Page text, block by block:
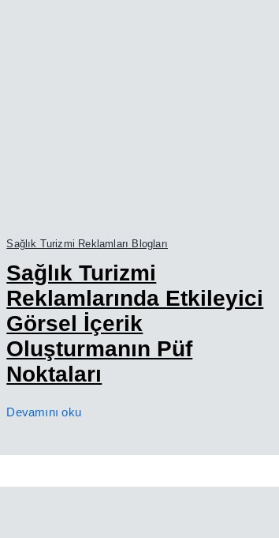
Sağlık Turizmi Reklamları Blogları
Sağlık Turizmi
Reklamlarında Etkileyici
Görsel İçerik
Oluşturmanın Püf
Noktaları
Devamını oku